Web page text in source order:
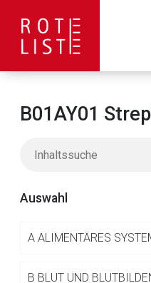
B01AY01
Auswahl
A ALIMENTÄRES
B BLUT UND